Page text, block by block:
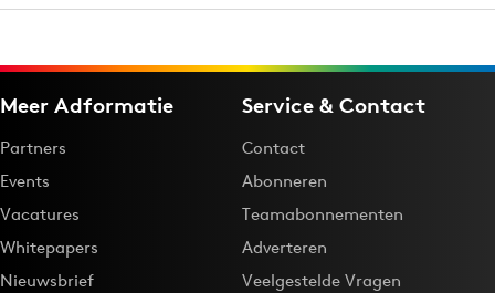
Meer Adformatie
Partners
Events
Vacatures
Whitepapers
Nieuwsbrief
Service & Contact
Contact
Abonneren
Teamabonnementen
Adverteren
Veelgestelde Vragen